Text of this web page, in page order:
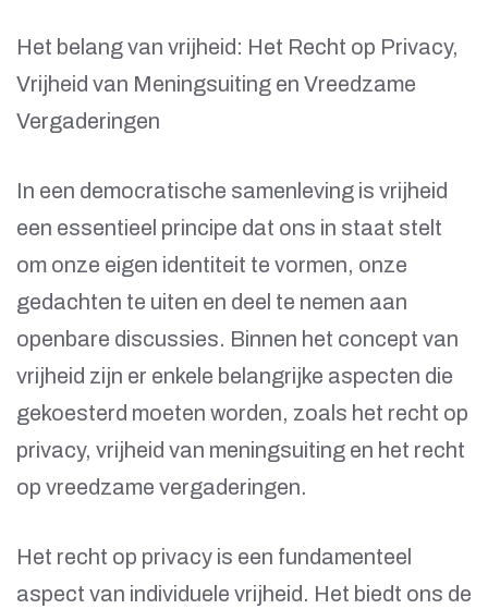
Het belang van vrijheid: Het Recht op Privacy,
Vrijheid van Meningsuiting en Vreedzame
Vergaderingen
In een democratische samenleving is vrijheid
een essentieel principe dat ons in staat stelt
om onze eigen identiteit te vormen, onze
gedachten te uiten en deel te nemen aan
openbare discussies. Binnen het concept van
vrijheid zijn er enkele belangrijke aspecten die
gekoesterd moeten worden, zoals het recht op
privacy, vrijheid van meningsuiting en het recht
op vreedzame vergaderingen.
Het recht op privacy is een fundamenteel
aspect van individuele vrijheid. Het biedt ons de